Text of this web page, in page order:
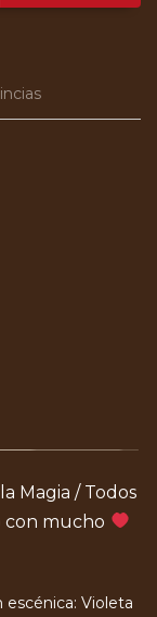
Magia / Todos
con mucho
escénica: Violeta